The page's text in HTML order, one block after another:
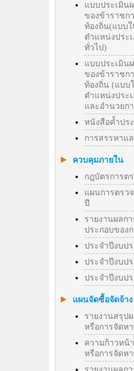
แบบประเมิน
ของข้าราชก
ท้องถิ่น(แบบ
ตำแหน่งประ
ทั่วไป)
แบบประเมิน
ของข้าราชก
ท้องถิ่น (แบบ
ตำแหน่งประ
และอำนวยก
หนังสือค้ำปร
การสรรหาแ
ควบคุมภายใน
กฎบัตรการต
แผนการตรว
ปี
รายงานผลก
ประกอบของ
ประจำปีงบป
ประจำปีงบ
ประจำปีงบ
แผนจัดซื้อจัดจ้าง
รายงานสรุป
หรือการจัดห
ความก้าวหน้
หรือการจัดห